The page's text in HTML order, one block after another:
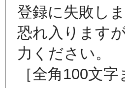
登録に失敗しま
恐れ入ります
力ください。
［全角100文字